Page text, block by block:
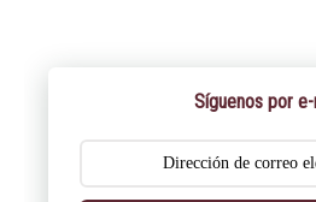
Síguenos por e-